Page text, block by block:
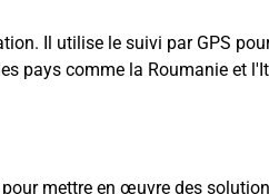
Il utilise le suivi par GPS
pays comme la Roumanie et
mettre en œuvre des